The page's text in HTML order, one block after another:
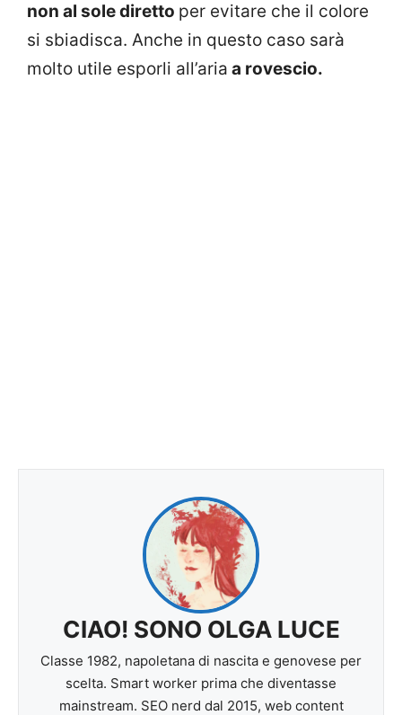
non al sole diretto per evitare che il colore
si sbiadisca. Anche in questo caso sarà
molto utile esporli all’aria a rovescio.
CIAO! SONO OLGA LUCE
Classe 1982, napoletana di nascita e genovese per
scelta. Smart worker prima che diventasse
mainstream. SEO nerd dal 2015, web content